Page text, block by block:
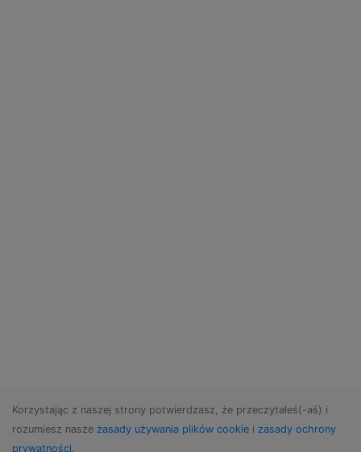
Korzystając z naszej strony potwierdzasz, że przeczytałeś(-aś) i
rozumiesz nasze zasady używania plików cookie i zasady ochrony
prywatności.